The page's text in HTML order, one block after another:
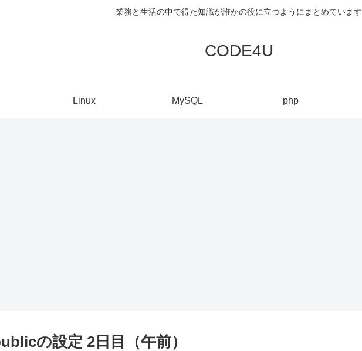
業務と生活の中で得た知識が誰かの役に立つようにまとめています
CODE4U
Linux MySQL php
の設定 2日目（午前）